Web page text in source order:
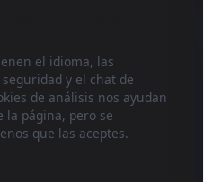
y analíticas
el idioma, las
y el chat de
de análisis nos ayudan
página, pero se
que las aceptes.